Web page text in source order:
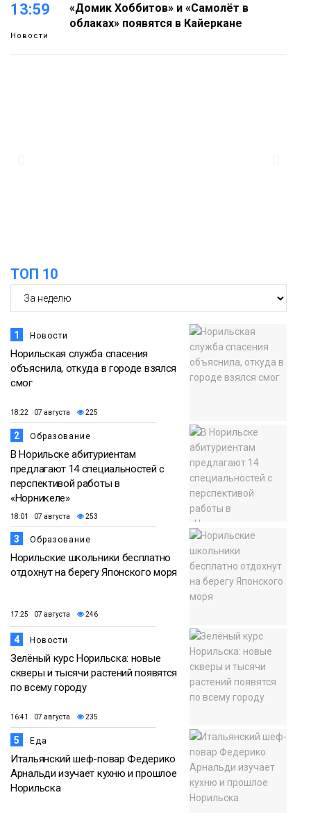
13:59
Новости
«Домик Хоббитов» и «Самолёт в
облаках» появятся в Кайеркане
ТОП 10
1 Новости
Норильская служба спасения
объяснила, откуда в городе взялся
смог
18:22 07 августа 225
2 Образование
В Норильске абитуриентам
предлагают 14 специальностей с
перспективой работы в
«Норникеле»
18:01 07 августа 253
3 Образование
Норильские школьники бесплатно
отдохнут на берегу Японского моря
17:25 07 августа 246
4 Новости
Зелёный курс Норильска: новые
скверы и тысячи растений появятся
по всему городу
16:41 07 августа 235
5 Еда
Итальянский шеф-повар Федерико
Арнальди изучает кухню и прошлое
Норильска